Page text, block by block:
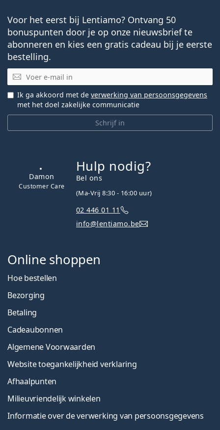
Voor het eerst bij Lentiamo? Ontvang 50
bonuspunten door je op onze nieuwsbrief te
abonneren en kies een gratis cadeau bij je eerste
bestelling.
E-mail
Schrijf in
Ik ga akkoord met de verwerking van persoonsgegevens
met het doel zakelijke communicatie
Damon
Customer Care
Hulp nodig?
Bel ons
(Ma-Vrij 8:30 - 16:00 uur)
02 446 01 11
info@lentiamo.be
Online shoppen
Hoe bestellen
Bezorging
Betaling
Cadeaubonnen
Algemene Voorwaarden
Website toegankelijkheid verklaring
Afhaalpunten
Milieuvriendelijk winkelen
Informatie over de verwerking van persoonsgegevens